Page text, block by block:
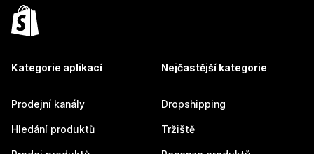
Kategorie aplikací
Prodejní kanály
Hledání produktů
Nejčastější kategorie
Dropshipping
Tržiště